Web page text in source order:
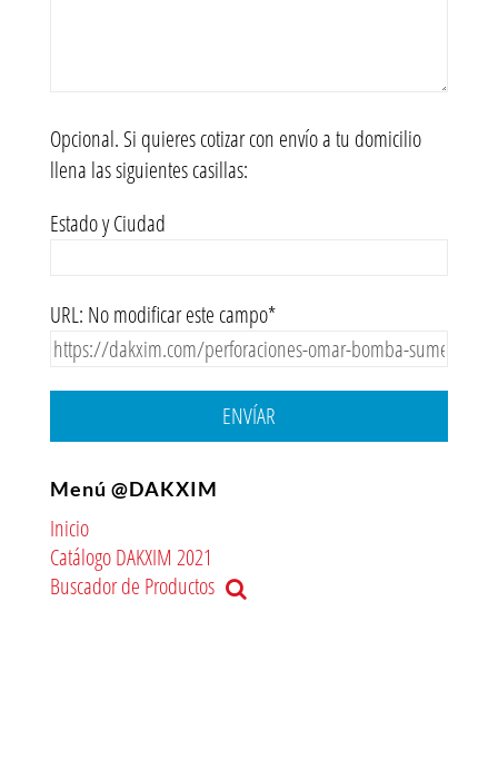
Opcional. Si quieres cotizar con envío a tu domicilio
llena las siguientes casillas:
Estado y Ciudad
URL: No modificar este campo*
ENVÍAR
Menú @DAKXIM
Inicio
Catálogo DAKXIM 2021
Buscador de Productos